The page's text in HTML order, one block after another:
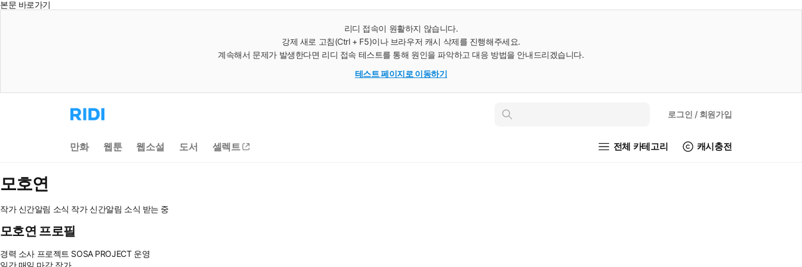
본문 바로가기
리디 접속이 원활하지 않습니다.
강제 새로 고침(Ctrl + F5)이나 브라우저 캐시 삭제를 진행해주세요.
계속해서 문제가 발생한다면 리디 접속 테스트를 통해 원인을 파악하고 대응 방법을 안내드리겠습니다.
테스트 페이지로 이동하기
리
디
으
로
인
로그인 / 회원가입
만화 웹툰 웹소설 도서 셀렉트 전체 카테고리 캐시충전
모호연
작가 신간알림 소식 작가 신간알림 소식 받는 중
모호연 프로필
경력 소사 프로젝트 SOSA PROJECT 운영